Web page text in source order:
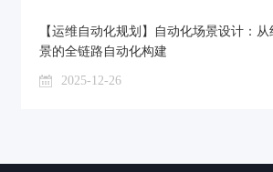
【运维自动化规划】自动化场景设计：
景的全链路自动化构建
2025-12-26